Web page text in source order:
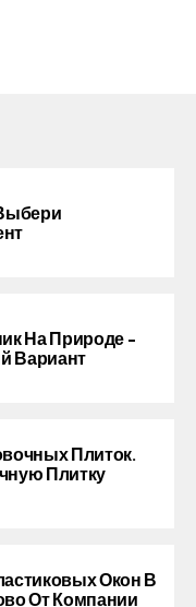
На Природе –
Вариант
Плиток.
Плитку
Окон В
От Компании